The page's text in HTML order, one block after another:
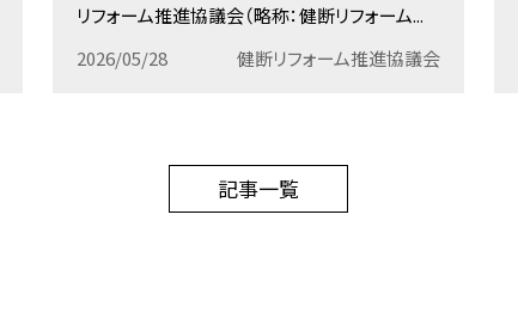
リフォーム推進協議会（略称：健断リフォーム...
2026/05/28
健断リフォーム推進協議会
記事一覧